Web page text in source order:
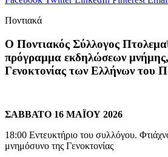
Ποντιακά
Ο Ποντιακός Σύλλογος
πρόγραμμα εκδηλώσεων μνήμης,
Γενοκτονίας των Ελλήνων του
ΣΑΒΒΑΤΟ 16 ΜΑΪΟΥ 2026
18:00 Εντευκτήριο του συλλόγου.
μνημόσυνο της Γενοκτονίας